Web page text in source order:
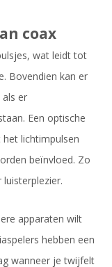
coax
wat leidt tot
Bovendien kan er
er
Een optische
lichtimpulsen
beïnvloed. Zo
apparaten wilt
hebben een
wanneer je twijfelt